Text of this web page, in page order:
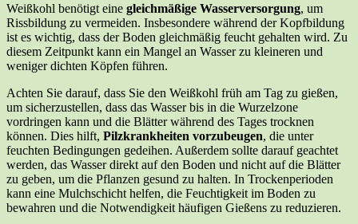
Weißkohl benötigt eine gleichmäßige Wasserversorgung, um
Rissbildung zu vermeiden. Insbesondere während der Kopfbildung
ist es wichtig, dass der Boden gleichmäßig feucht gehalten wird. Zu
diesem Zeitpunkt kann ein Mangel an Wasser zu kleineren und
weniger dichten Köpfen führen.
Achten Sie darauf, dass Sie den Weißkohl früh am Tag zu gießen,
um sicherzustellen, dass das Wasser bis in die Wurzelzone
vordringen kann und die Blätter während des Tages trocknen
können. Dies hilft, Pilzkrankheiten vorzubeugen, die unter
feuchten Bedingungen gedeihen. Außerdem sollte darauf geachtet
werden, das Wasser direkt auf den Boden und nicht auf die Blätter
zu geben, um die Pflanzen gesund zu halten. In Trockenperioden
kann eine Mulchschicht helfen, die Feuchtigkeit im Boden zu
bewahren und die Notwendigkeit häufigen Gießens zu reduzieren.